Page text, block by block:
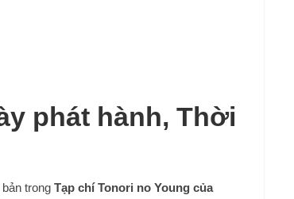
phát hành, Thời
trong Tạp chí Tonori no Young của